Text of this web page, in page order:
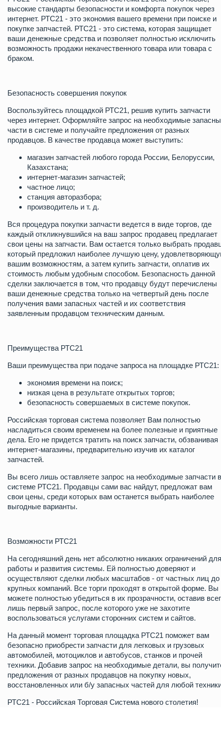
высокие стандарты безопасности и комфорта покупок через
интернет. РТС21 - это экономия вашего времени при поиске и
покупке запчастей. РТС21 - это система, которая защищает
ваши денежные средства и позволяет полностью исключить
возможность продажи некачественного товара или товара с
браком.
Безопасность совершения покупок
Воспользуйтесь площадкой РТС21, решив купить запчасти
через интернет. Оформляйте запрос на необходимые
части в системе и получайте предложения от разных
продавцов. В качестве продавца может выступить:
магазин запчастей любого города России, Белоруссии,
Казахстана;
интернет-магазин запчастей;
частное лицо;
станция авторазбора;
производитель и т. д.
Вся процедура покупки запчасти ведется в виде торгов, где
каждый откликнувшийся на ваш запрос продавец предлагает
свои цены на запчасти. Вам остается только выбрать
который предложил наиболее лучшую цену,
вашим возможностям, а затем купить запчасти, оплатив их
стоимость любым удобным способом. Безопасность данной
сделки заключается в том, что продавцу будут перечислены
ваши денежные средства только на четвертый день после
получения вами запасных частей и их соответствия
заявленным продавцом техническим данным.
Преимущества РТС21
Ваши преимущества при подаче запроса на площадке РТС21:
экономия времени на поиск;
низкая цена в результате открытых торгов;
безопасность совершаемых в системе покупок.
Российская торговая система позволяет Вам полностью
насладиться своим временем на более полезные и приятные
дела. Его не придется тратить на поиск запчасти, обзванивая
интернет-магазины, предварительно изучив их каталог
запчастей.
Вы всего лишь оставляете запрос на необходимые запчасти в
системе РТС21. Продавцы сами вас найдут, предложат вам
свои цены, среди которых вам останется выбрать наиболее
выгодные варианты.
Возможности РТС21
На сегодняшний день нет абсолютно никаких ограничений для
работы и развития системы. Ей полностью доверяют и
осуществляют сделки любых масштабов - от частных лиц до
крупных компаний. Все торги проходят в открытой форме. Вы
можете полностью убедиться в их прозрачности, оставив
лишь первый запрос, после которого уже не захотите
воспользоваться услугами сторонних систем и сайтов.
На данный момент торговая площадка РТС21 поможет вам
безопасно приобрести запчасти для легковых и грузовых
автомобилей, мотоциклов и автобусов, станков и прочей
техники. Добавив запрос на необходимые детали, вы
предложения от разных продавцов на покупку новых,
восстановленных или б/у запасных частей для любой
РТС21 - Российская Торговая Система нового столетия!